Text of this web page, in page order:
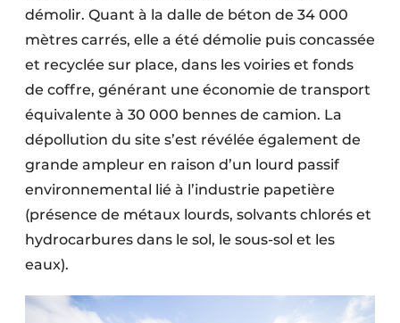
démolir. Quant à la dalle de béton de 34 000
mètres carrés, elle a été démolie puis concassée
et recyclée sur place, dans les voiries et fonds
de coffre, générant une économie de transport
équivalente à 30 000 bennes de camion. La
dépollution du site s’est révélée également de
grande ampleur en raison d’un lourd passif
environnemental lié à l’industrie papetière
(présence de métaux lourds, solvants chlorés et
hydrocarbures dans le sol, le sous-sol et les
eaux).